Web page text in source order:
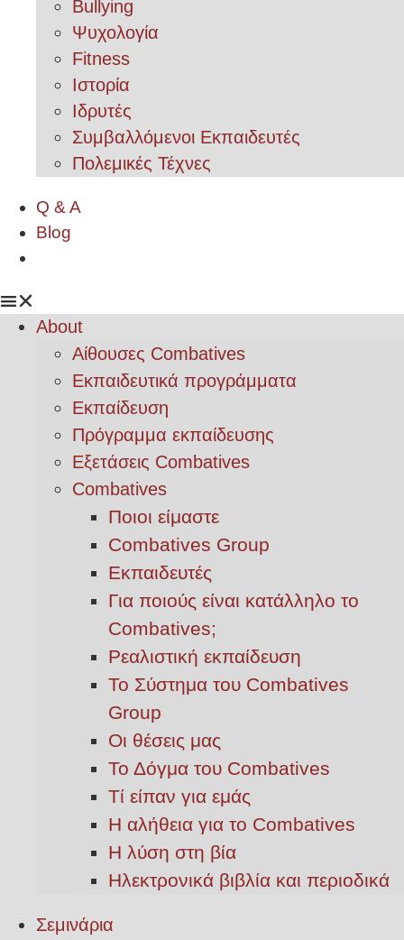
Bullying
Ψυχολογία
Fitness
Ιστορία
Ιδρυτές
Συμβαλλόμενοι Εκπαιδευτές
Πολεμικές Τέχνες
Q & A
Blog
About
Αίθουσες Combatives
Εκπαιδευτικά προγράμματα
Εκπαίδευση
Πρόγραμμα εκπαίδευσης
Εξετάσεις Combatives
Combatives
Ποιοι είμαστε
Combatives Group
Εκπαιδευτές
Για ποιούς είναι κατάλληλο το
Combatives;
Ρεαλιστική εκπαίδευση
Το Σύστημα του Combatives
Group
Οι θέσεις μας
Το Δόγμα του Combatives
Τί είπαν για εμάς
Η αλήθεια για το Combatives
Η λύση στη βία
Ηλεκτρονικά βιβλία και περιοδικά
Σεμινάρια